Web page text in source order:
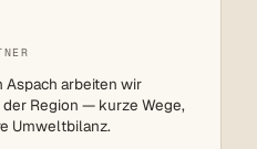
Aspach arbeiten wir
Region — kurze Wege,
Umweltbilanz.